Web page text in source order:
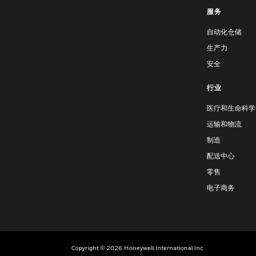
服务
自动化仓储
生产力
安全
行业
医疗和生命科学
运输和物流
制造
配送中心
零售
电子商务
Copyright © 2026 Honeywell International Inc